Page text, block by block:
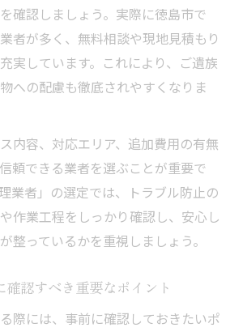
確認しましょう。実際に徳島市で
者が多く、無料相談や現地見積もり
実しています。これにより、ご遺族
への配慮も徹底されやすくなりま
内容、対応エリア、追加費用の有無
頼できる業者を選ぶことが重要で
業者」の選定では、トラブル防止の
作業工程をしっかり確認し、安心し
整っているかを重視しましょう。
認すべき重要なポイント
際には、事前に確認しておきたいポ